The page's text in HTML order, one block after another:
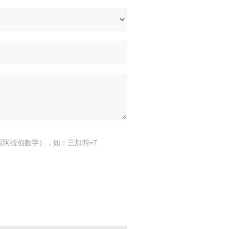
拉伯数字），如：三加四=7